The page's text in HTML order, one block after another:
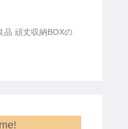
品 頑丈収納BOXの